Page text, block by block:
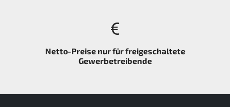
Netto-Preise nur für freigeschaltete
Gewerbetreibende